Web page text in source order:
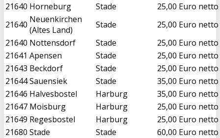
21640 Horneburg Stade
25,00 Euro netto
21640 Neuenkirchen
(Altes Land)
Stade
25,00 Euro netto
21640 Nottensdorf Stade
25,00 Euro netto
21641 Apensen Stade
25,00 Euro netto
21643 Beckdorf Stade
25,00 Euro netto
21644Sauensiek Stade
35,00 Euro netto
21646 Halvesbostel Harburg
35,00 Euro netto
21647 Moisburg Harburg
25,00 Euro netto
21649 Regesbostel Harburg
25,00 Euro netto
21680 Stade Stade
60,00 Euro netto